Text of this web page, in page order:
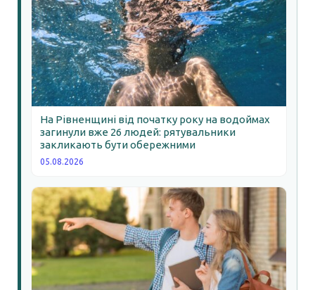
На Рівненщині від початку року на водоймах
загинули вже 26 людей: рятувальники
закликають бути обережними
05.08.2026